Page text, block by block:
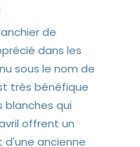
de
dans les
sous le nom de
très bénéfique
blanches qui
offrent un
d'une ancienne